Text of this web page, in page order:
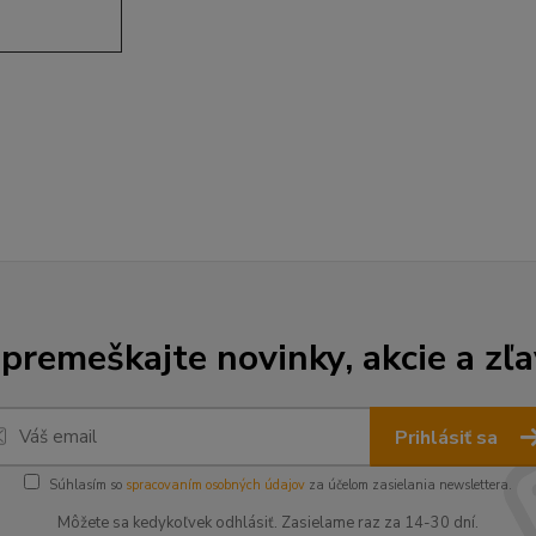
novinky, akcie a
Prihlásiť sa
Súhlasím so spracovaním osobných údajov za účelom zasielania newslettera.
Môžete sa kedykoľvek odhlásiť. Zasielame raz za 14-30 dní.